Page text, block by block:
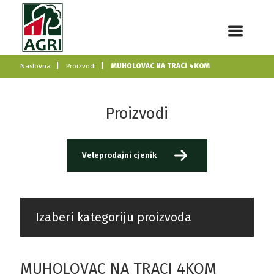
Naslovna Proizvodi MUHOLOVAC NA TRACI 4KOM
Proizvodi
Veleprodajni cjenik
Izaberi kategoriju proizvoda
MUHOLOVAC NA TRACI 4KOM